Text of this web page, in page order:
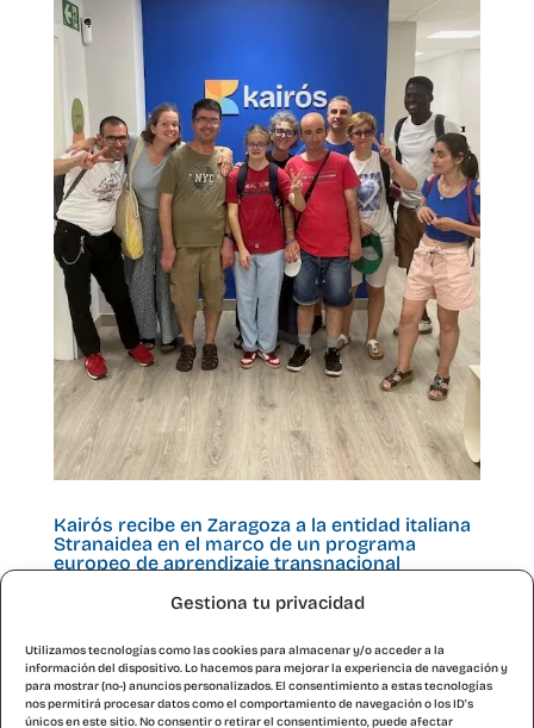
Gestiona tu privacidad
Utilizamos tecnologías como las cookies para almacenar y/o acceder a la
información del dispositivo. Lo hacemos para mejorar la experiencia de navegación y
para mostrar (no-) anuncios personalizados. El consentimiento a estas tecnologías
nos permitirá procesar datos como el comportamiento de navegación o los ID's
únicos en este sitio. No consentir o retirar el consentimiento, puede afectar
Kairós recibe en Zaragoza a la entidad italiana
Stranaidea en el marco de un programa
europeo de aprendizaje transnacional
Del 17 al 20 de junio, la entidad social aragonesa
ejerce como anfitriona de la cooperativa de Turín:
ocho personas con discapacidad intelectual